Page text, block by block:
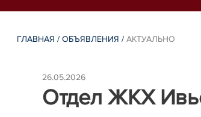
ГЛАВНАЯ /ОБЪЯВЛЕНИЯ /АКТУАЛЬНО
26.05.2026
Отдел ЖКХ